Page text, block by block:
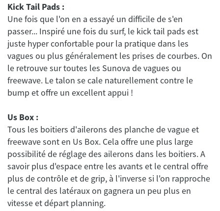
Kick Tail Pads :
Une fois que l'on en a essayé un difficile de s'en
passer... Inspiré une fois du surf, le kick tail pads est
juste hyper confortable pour la pratique dans les
vagues ou plus généralement les prises de courbes. On
le retrouve sur toutes les Sunova de vagues ou
freewave. Le talon se cale naturellement contre le
Us Box :
Tous les boitiers d'ailerons des planche de vague et
freewave sont en Us Box. Cela offre une plus large
possibilité de réglage des ailerons dans les boitiers. A
savoir plus d'espace entre les avants et le central offre
plus de contrôle et de grip, à l'inverse si l'on rapproche
le central des latéraux on gagnera un peu plus en